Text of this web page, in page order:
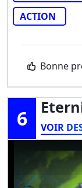
ACTION
Bonne
6
VOIR